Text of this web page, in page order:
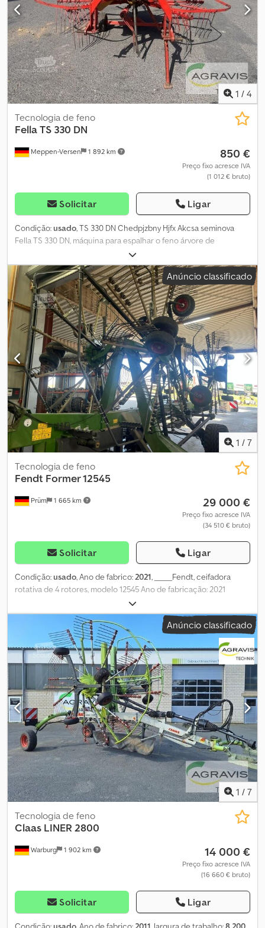
1 / 4
Meppen-Versen 1 892 km
Tecnologia de feno
FellaTS 330 DN
850 €
Preço fixo acresce IVA
(1 012 € bruto)
Solicitar Ligar
Condição:usado, TS 330 DN Chedpjzbny Hjfx Akcsa seminova
Fella TS 330 DN, máquina para espalhar o feno árvore de
transmissão lona de espalhamento 10 braços com 3 palhetas
cada
Anúncio classificado
1 / 7
Prüm 1 665 km
Tecnologia de feno
Fendt Former 12545
29 000 €
Preço fixo acresce IVA
(34 510 € bruto)
Solicitar Ligar
Condição:usado, Ano de fabrico:2021, _____Fendt, ceifadora
rotativa de 4 rotores, modelo 12545 Ano de fabricação: 2021
Comandos mecânicos Sem sistema Isobus Chedpfxszknxte
Akcea Pouco utilizada Pronta para uso imediato Preço: 29.000,00
euros (sem IVA) 34.510,00 euros (com 19% de IVA) Localização:
Anúncio classificado
1 / 7
Warburg 1 902 km
Tecnologia de feno
Claas LINER 2800
14 000 €
Preço fixo acresce IVA
(16 660 € bruto)
Solicitar Ligar